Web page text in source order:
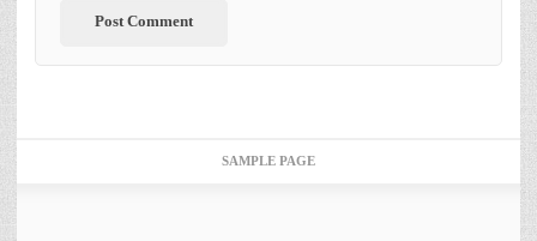
SAMPLE PAGE